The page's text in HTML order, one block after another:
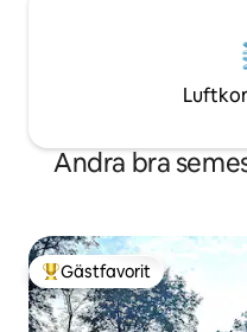
Andra bra
Populär gästfavorit
Gästfavorit